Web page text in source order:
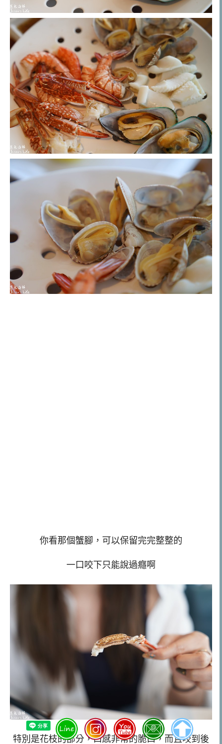
你看那個蟹腳，可以保留完完整整的
一口咬下只能說過癮啊
特別是花枝的部分，口感非常的脆口，而且咬到後